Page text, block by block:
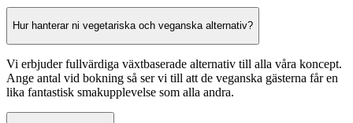
Hur hanterar ni vegetariska och veganska alternativ?
Vi erbjuder fullvärdiga växtbaserade alternativ till alla våra koncept.
Ange antal vid bokning så ser vi till att de veganska gästerna får en
lika fantastisk smakupplevelse som alla andra.